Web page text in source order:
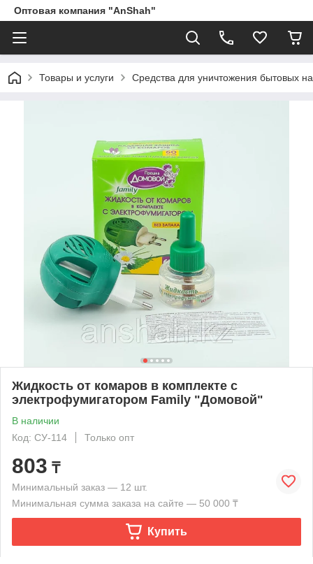
Оптовая компания "AnShah"
Товары и услуги Средства для уничтожения бытовых
Жидкость от комаров в комплекте с
электрофумигатором Family "Домовой"
В наличии
Код: СУ-114
Только опт
803 ₸
Минимальный заказ — 12 шт.
Минимальная сумма заказа на сайте — 50 000 ₸
Купить